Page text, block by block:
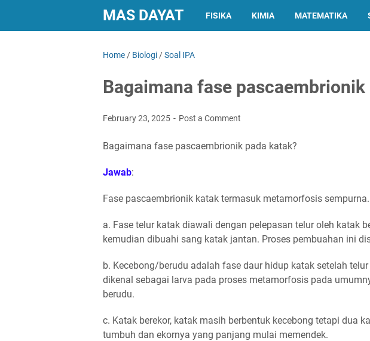
MAS DAYAT FISIKA KIMIA MATEMATIKA
Home / Biologi /Soal IPA
Bagaimana fase
February 23, 2025 Post a Comment
Bagaimana fase pascaembrionik pada katak?
Jawab:
Fase pascaembrionik katak termasuk metamorfosis
a. Fase telur katak diawali dengan pelepasan telur oleh katak
kemudian dibuahi sang katak jantan. Proses pembuahan ini
b. Kecebong/berudu adalah fase daur hidup katak setelah
dikenal sebagai larva pada proses metamorfosis pada
berudu.
c. Katak berekor, katak masih berbentuk kecebong tetapi dua
tumbuh dan ekornya yang panjang mulai memendek.